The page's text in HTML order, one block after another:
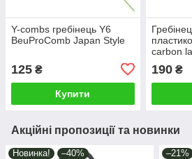
Y-combs гребінець Y6
BeuProComb Japan Style
125 ₴
Купити
carbon
190₴
Акційні пропозиції та новинки
Новинка! –40% –21%